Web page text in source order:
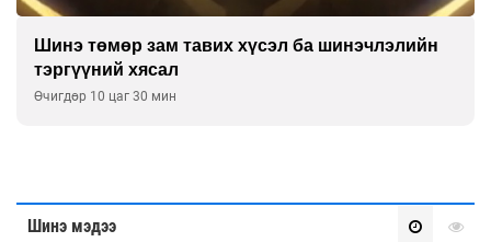
Шинэ төмөр зам тавих хүсэл ба шинэчлэлийн
тэргүүний хясал
Өчигдөр 10 цаг 30 мин
Шинэ мэдээ